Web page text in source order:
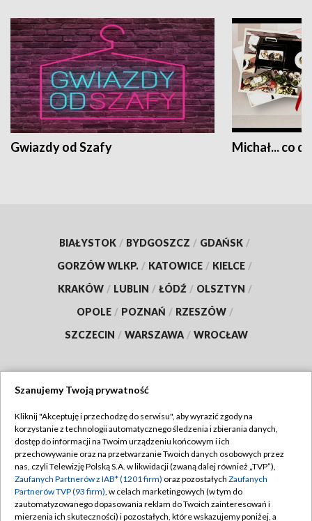
Gwiazdy od Szafy Michał... co
BIAŁYSTOK / BYDGOSZCZ / GDAŃSK /
GORZÓW WLKP. / KATOWICE / KIELCE /
KRAKÓW / LUBLIN / ŁÓDŹ / OLSZTYN /
OPOLE / POZNAŃ / RZESZÓW /
SZCZECIN / WARSZAWA / WROCŁAW
TVP
Abonament TVP
Emisja w TVP
Centrum informacji TVP
Regulamin TVP
Polityka prywatności
Moje zgody
Szanujemy Twoją prywatność
Kliknij "Akceptuję i przechodzę do serwisu", aby wyrazić zgody na
korzystanie z technologii automatycznego śledzenia i zbierania danych,
dostęp do informacji na Twoim urządzeniu końcowym i ich
przechowywanie oraz na przetwarzanie Twoich danych osobowych przez
nas, czyli Telewizję Polską S.A. w likwidacji (zwaną dalej również „TVP”),
Zaufanych Partnerów z IAB* (1201 firm) oraz pozostałych Zaufanych
Partnerów TVP (93 firm), w celach marketingowych (w tym do
zautomatyzowanego dopasowania reklam do Twoich zainteresowań i
mierzenia ich skuteczności) i pozostałych, które wskazujemy poniżej, a